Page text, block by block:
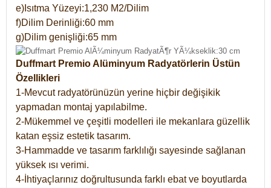
e)Isıtma Yüzeyi:1,230 M2/Dilim
f)Dilim Derinliği:60 mm
g)Dilim genişliği:65 mm
Duffmart Premio Alüminyum Radyatörlerin Üstün
Özellikleri
1-Mevcut radyatörünüzün yerine hiçbir değişikik
yapmadan montaj yapılabilme.
2-Mükemmel ve çeşitli modelleri ile mekanlara güzellik
katan eşsiz estetik tasarım.
3-Hammadde ve tasarım farklılığı sayesinde sağlanan
yüksek ısı verimi.
4-İhtiyaçlarınız doğrultusunda farklı ebat ve boyutlarda